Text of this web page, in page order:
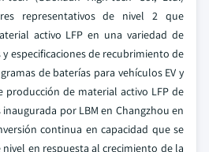
representativos de nivel 2 que
activo LFP en una variedad de
especificaciones de recubrimiento de
de baterías para vehículos EV y
producción de material activo LFP de
por LBM en Changzhou en
continua en capacidad que se
en respuesta al crecimiento de la